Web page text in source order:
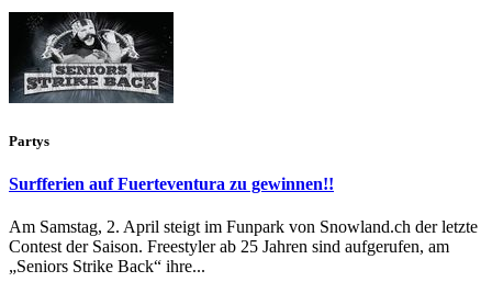
Partys
Surfferien auf Fuerteventura zu gewinnen!!
Am Samstag, 2. April steigt im Funpark von Snowland.ch der letzte
Contest der Saison. Freestyler ab 25 Jahren sind aufgerufen, am
„Seniors Strike Back“ ihre...